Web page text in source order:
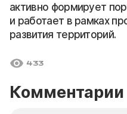
активно формирует
и работает в рамках
развития территорий.
433
Комментарии